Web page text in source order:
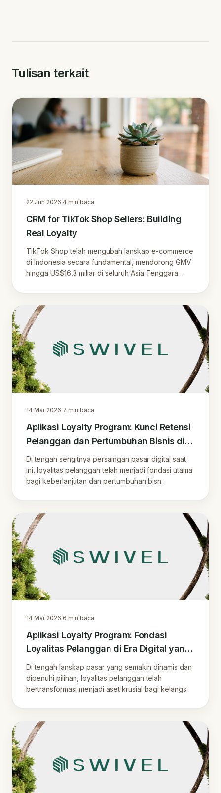
Tulisan terkait
22 Jun 2026·4 min baca
CRM for TikTok Shop Sellers: Building
Real Loyalty
TikTok Shop telah mengubah lanskap e-commerce
di Indonesia secara fundamental, mendorong GMV
hingga US$16,3 miliar di seluruh Asia Tenggara
14 Mar 2026·7 min baca
Aplikasi Loyalty Program: Kunci Retensi
Pelanggan dan Pertumbuhan Bisnis di
Era Digital Indonesia
Di tengah sengitnya persaingan pasar digital saat
ini, loyalitas pelanggan telah menjadi fondasi utama
bagi keberlanjutan dan pertumbuhan bisn.
14 Mar 2026·6 min baca
Aplikasi Loyalty Program: Fondasi
Loyalitas Pelanggan di Era Digital yang
Kompetitif
Di tengah lanskap pasar yang semakin dinamis dan
dipenuhi pilihan, loyalitas pelanggan telah
bertransformasi menjadi aset krusial bagi kelangs.